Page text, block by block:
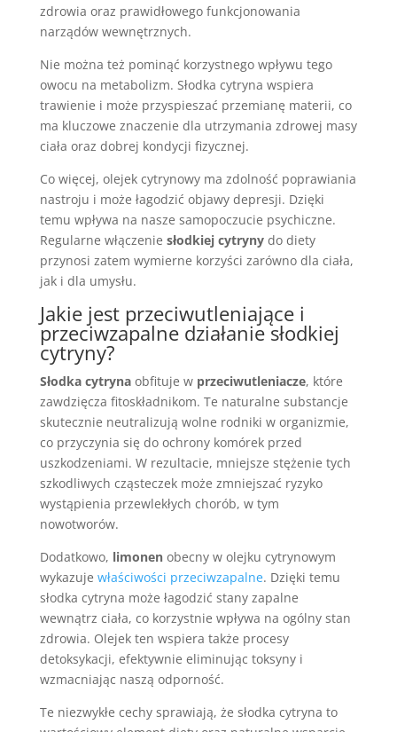
zdrowia oraz prawidłowego funkcjonowania
narządów wewnętrznych.
Nie można też pominąć korzystnego wpływu tego
owocu na metabolizm. Słodka cytryna wspiera
trawienie i może przyspieszać przemianę materii, co
ma kluczowe znaczenie dla utrzymania zdrowej masy
ciała oraz dobrej kondycji fizycznej.
Co więcej, olejek cytrynowy ma zdolność poprawiania
nastroju i może łagodzić objawy depresji. Dzięki
temu wpływa na nasze samopoczucie psychiczne.
Regularne włączenie słodkiej cytrynydo diety
przynosi zatem wymierne korzyści zarówno dla ciała,
jak i dla umysłu.
Jakie jest przeciwutleniające i
przeciwzapalne działanie słodkiej
cytryny?
Słodka cytrynaobfituje w przeciwutleniacze, które
zawdzięcza fitoskładnikom. Te naturalne substancje
skutecznie neutralizują wolne rodniki w organizmie,
co przyczynia się do ochrony komórek przed
uszkodzeniami. W rezultacie, mniejsze stężenie tych
szkodliwych cząsteczek może zmniejszać ryzyko
wystąpienia przewlekłych chorób, w tym
nowotworów.
Dodatkowo, limonenobecny w olejku cytrynowym
wykazuje właściwości przeciwzapalne. Dzięki temu
słodka cytryna może łagodzić stany zapalne
wewnątrz ciała, co korzystnie wpływa na ogólny stan
zdrowia. Olejek ten wspiera także procesy
detoksykacji, efektywnie eliminując toksyny i
wzmacniając naszą odporność.
Te niezwykłe cechy sprawiają, że słodka cytryna to